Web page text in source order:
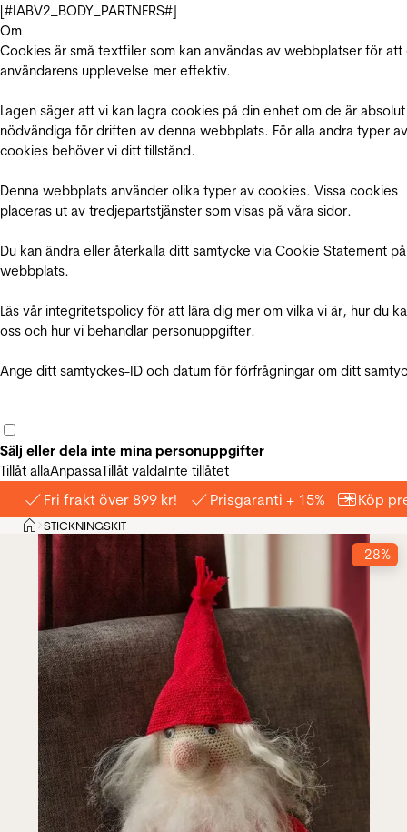
[#IABV2_BODY_PARTNERS#]
Om
Cookies är små textfiler som kan användas av webbplatser för att
användarens upplevelse mer effektiv.
Lagen säger att vi kan lagra cookies på din enhet om de är absolut
nödvändiga för driften av denna webbplats. För alla andra typer av
cookies behöver vi ditt tillstånd.
Denna webbplats använder olika typer av cookies. Vissa cookies
placeras ut av tredjepartstjänster som visas på våra sidor.
Du kan ändra eller återkalla ditt samtycke via Cookie Statement
webbplats.
Läs vår integritetspolicy för att lära dig mer om vilka vi är, hur du
oss och hur vi behandlar personuppgifter.
Ange ditt samtyckes-ID och datum för förfrågningar om ditt
Sälj eller dela inte mina personuppgifter
Tillåt allaAnpassaTillåt valdaInte tillåtet
Fri frakt över 899 kr! Prisgaranti + 15% Köp
Hem
>STICKNINGSKIT
-28%